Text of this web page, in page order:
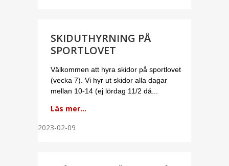
SKIDUTHYRNING PÅ
SPORTLOVET
Välkommen att hyra skidor på sportlovet
(vecka 7). Vi hyr ut skidor alla dagar
mellan 10-14 (ej lördag 11/2 då...
Läs mer...
2023-02-09